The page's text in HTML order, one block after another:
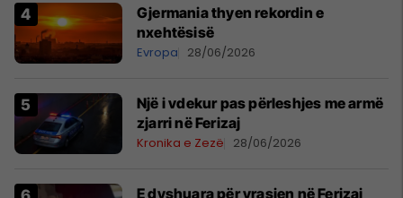
Gjermania thyen rekordin e
nxehtësisë
Evropa 28/06/2026
Një i vdekur pas përleshjes me armë
zjarri në Ferizaj
Kronika e Zezë 28/06/2026
E dyshuara për vrasjen në Ferizaj